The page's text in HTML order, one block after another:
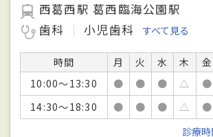
西葛西駅 葛西臨海公園駅
歯科
小児歯科 すべて見る
時間 月 火 水 木 金
10:00～13:30
● ● ● △ ●
14:30～18:30
● ● ● △ ●
診療